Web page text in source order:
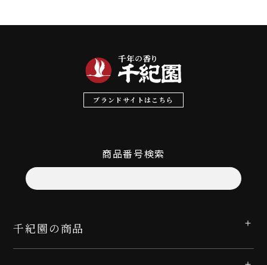
ブランドサイトはこちら
商品番号検索
千紀園の商品